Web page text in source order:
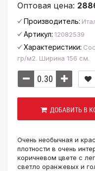
Оптовая цена:
Производитель:
Артикул: 12082539
Характеристики:
гр/м2. Ширина 156 см.
ДОБАВИТЬ В
Очень необычная и
плотности в очень
коричневом цвете с
светло оранжевых и